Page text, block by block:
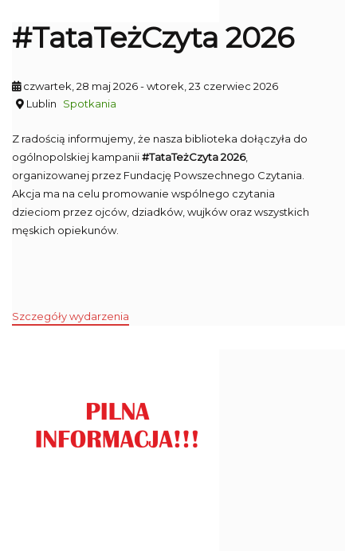
#TataTeżCzyta 2026
czwartek, 28 maj 2026- wtorek, 23 czerwiec 2026
Lublin
Spotkania
Z radością informujemy, że nasza biblioteka dołączyła do
ogólnopolskiej kampanii#TataTeżCzyta 2026,
organizowanej przez Fundację Powszechnego Czytania.
Akcja ma na celu promowanie wspólnego czytania
dzieciom przez ojców, dziadków, wujków oraz wszystkich
męskich opiekunów.
Szczegóły wydarzenia